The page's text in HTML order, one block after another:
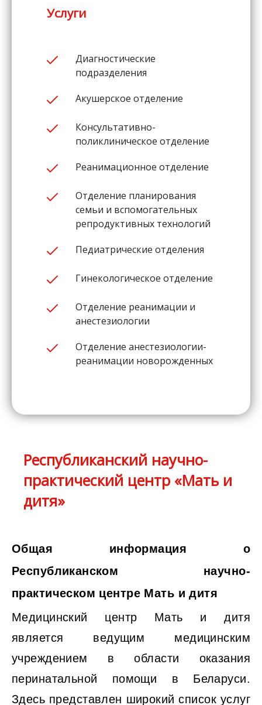
Услуги
Диагностические
подразделения
Акушерское отделение
Консультативно-
поликлиническое отделение
Реанимационное отделение
Отделение планирования
семьи и вспомогательных
репродуктивных технологий
Педиатрические отделения
Гинекологическое отделение
Отделение реанимации и
анестезиологии
Отделение анестезиологии-
реанимации новорожденных
Республиканский научно-
практический центр «Мать и
дитя»
Общая информация о
Республиканском научно-
практическом центре Мать и дитя
Медицинский центр Мать и дитя
является ведущим медицинским
учреждением в области оказания
перинатальной помощи в Беларуси.
Здесь представлен широкий список услуг